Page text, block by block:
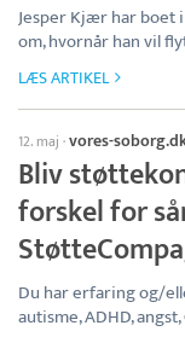
Jesper Kjær har boet
om, hvornår han vil
LÆS ARTIKEL
12. maj ·vores-
Bliv
forskel for
Du har erfaring og/
autisme, ADHD, angst,